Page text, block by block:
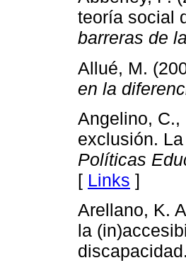
teoría social
barreras de
Allué, M.
en la
Angelino,
exclusión.
Políticas
[ Links ]
Arellano, K.
la
discapacidad.